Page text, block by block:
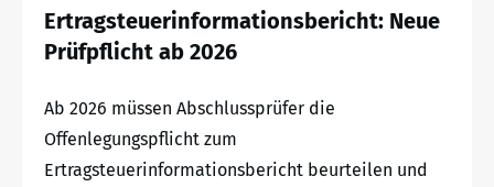
Ertragsteuerinformationsbericht: Neue
Prüfpflicht ab 2026
Ab 2026 müssen Abschlussprüfer die
Offenlegungspflicht zum
Ertragsteuerinformationsbericht beurteilen und